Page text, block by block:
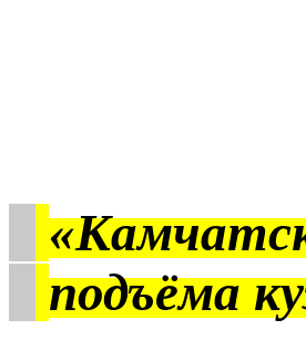
подъёма